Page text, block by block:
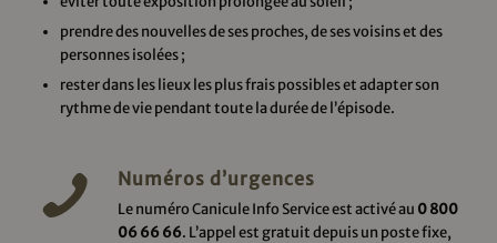
prendre des nouvelles de ses proches, de ses voisins et des
personnes isolées ;
rester dans les lieux les plus frais possibles et adapter son
rythme de vie pendant toute la durée de l’épisode.
Numéros d’urgences
Le numéro Canicule Info Service est activé au 0 800
06 66 66. L’appel est gratuit depuis un poste fixe,